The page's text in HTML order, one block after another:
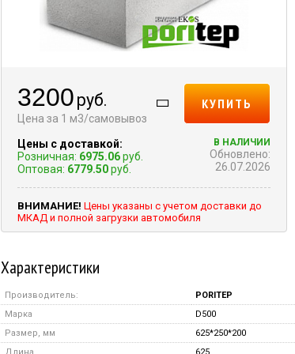
3200 руб.
Цена за 1 м3/самовывоз
Цены с доставкой:
Розничная: 6975.06руб.
Оптовая: 6779.50руб.
КУПИТЬ
В НАЛИЧИИ
Обновлено:
26.07.2026
ВНИМАНИЕ! Цены указаны с учетом доставки до
МКАД и полной загрузки автомобиля
Характеристики
Производитель:
PORITEP
Марка
D500
Размер, мм
625*250*200